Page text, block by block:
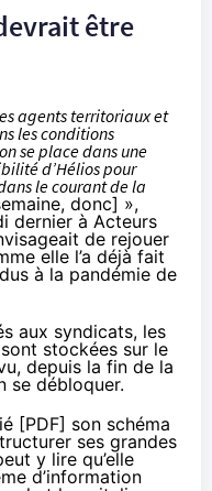
être
agents territoriaux et
les conditions
se place dans une
d’Hélios pour
le courant de la
donc] »,
dernier à Acteurs
de rejouer
elle l’a déjà fait
à la pandémie de
aux syndicats, les
stockées sur le
depuis la fin de la
se débloquer.
[PDF] son schéma
ses grandes
y lire qu’elle
d’information